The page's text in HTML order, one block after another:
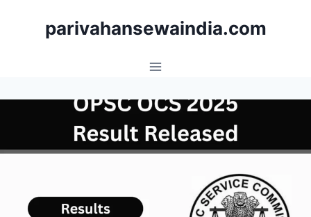
parivahansewaindia.com